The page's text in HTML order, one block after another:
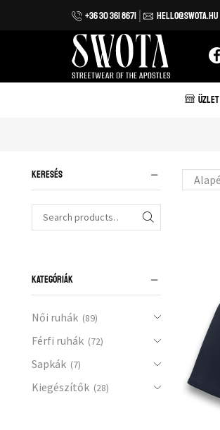
+36 30 361 8671 HELLO@SWOTA.HU
házhozszállítás 20.000 forint vásárlás felett!
ÜZLET
KERESÉS
KATEGÓRIÁK
Női ruhák (89)
Férfi ruhák (72)
Sapkák (7)
Kiegészítők (28)